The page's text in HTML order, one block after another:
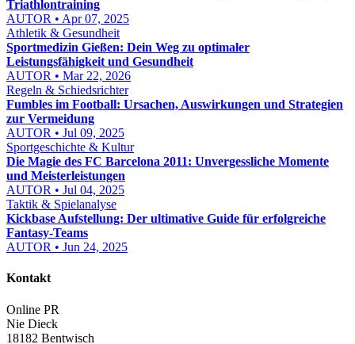
Triathlontraining
AUTOR • Apr 07, 2025
Athletik & Gesundheit
Sportmedizin Gießen: Dein Weg zu optimaler
Leistungsfähigkeit und Gesundheit
AUTOR • Mar 22, 2026
Regeln & Schiedsrichter
Fumbles im Football: Ursachen, Auswirkungen und Strategien
zur Vermeidung
AUTOR • Jul 09, 2025
Sportgeschichte & Kultur
Die Magie des FC Barcelona 2011: Unvergessliche Momente
und Meisterleistungen
AUTOR • Jul 04, 2025
Taktik & Spielanalyse
Kickbase Aufstellung: Der ultimative Guide für erfolgreiche
Fantasy-Teams
AUTOR • Jun 24, 2025
Kontakt
Online PR
Nie Dieck
18182 Bentwisch